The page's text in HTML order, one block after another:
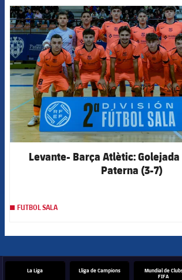
FCB
Levante- Barça Atlètic:
Paterna (3-7)
FUTBOL SALA
La Liga Lliga de Campions
Mundial de
FIFA